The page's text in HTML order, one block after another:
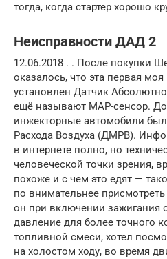
тогда, когда стартер хорошо
Неисправности ДАД 2
12.06.2018 . . После покупки
оказалось, что эта первая
установлен Датчик
ещё называют MAP-сенсор.
инжекторные автомобили
Расхода Воздуха (ДМРВ).
в интернете полно, но
человеческой точки зрения,
похоже и с чем это едят —
по внимательнее
он при включении зажигания
давление для более точного
топливной смеси, хотел
на холостом ходу, во время